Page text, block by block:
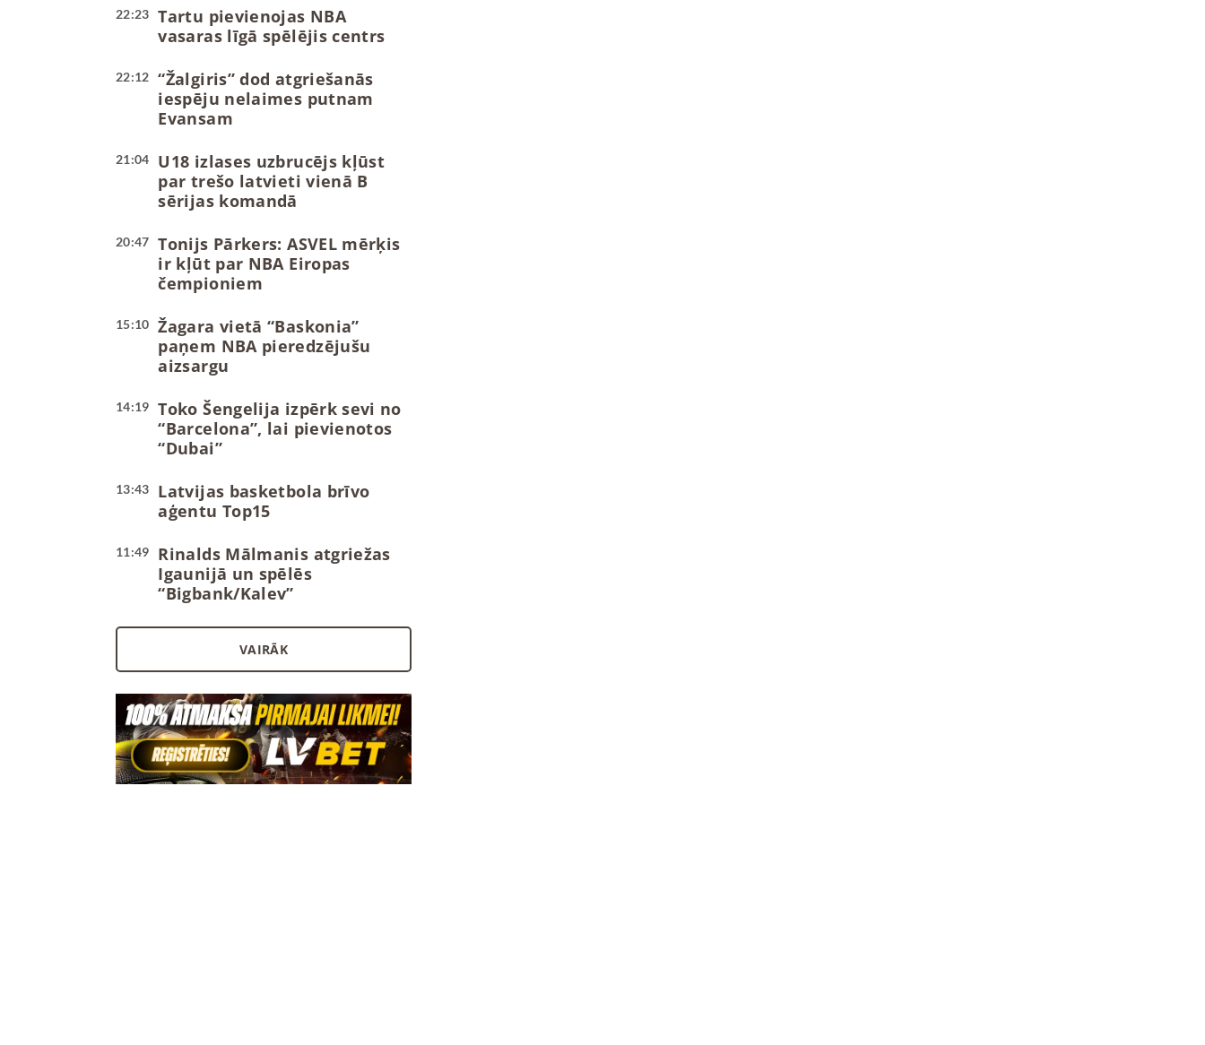
22:23
Tartu pievienojas NBA
vasaras līgā spēlējis centrs
22:12
“Žalgiris” dod atgriešanās
iespēju nelaimes putnam
Evansam
21:04
U18 izlases uzbrucējs kļūst
par trešo latvieti vienā B
sērijas komandā
20:47
Tonijs Pārkers: ASVEL mērķis
ir kļūt par NBA Eiropas
čempioniem
15:10
Žagara vietā “Baskonia”
paņem NBA pieredzējušu
aizsargu
14:19
Toko Šengelija izpērk sevi no
“Barcelona”, lai pievienotos
“Dubai”
13:43
Latvijas basketbola brīvo
aģentu Top15
11:49
Rinalds Mālmanis atgriežas
Igaunijā un spēlēs
“Bigbank/Kalev”
VAIRĀK